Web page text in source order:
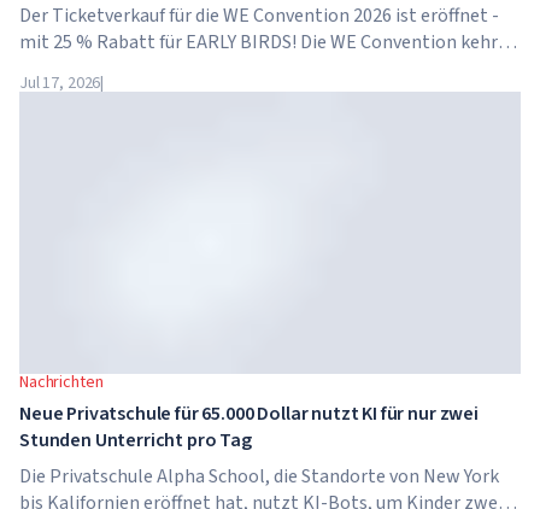
Der Ticketverkauf für die WE Convention 2026 ist eröffnet -
mit 25 % Rabatt für EARLY BIRDS! Die WE Convention kehrt
November 2026 findet das Forum im...
Jul 17, 2026|
Nachrichten
Neue Privatschule für 65.000 Dollar nutzt KI für nur zwei
Stunden Unterricht pro Tag
Die Privatschule Alpha School, die Standorte von New York
bis Kalifornien eröffnet hat, nutzt KI-Bots, um Kinder zwei